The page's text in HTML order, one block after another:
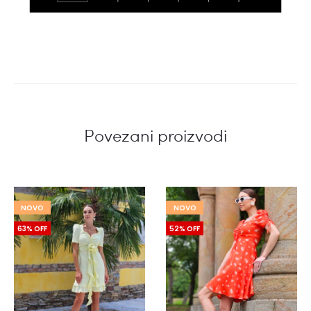
Povezani proizvodi
NOVO
63% OFF
NOVO
52% OFF